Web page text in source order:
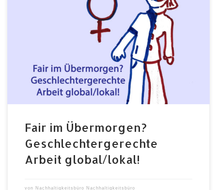
Eine Diskussionsrunde – viele Perspektiven
Donnerstag 07.07.2022 | 18:00-19:00 Uhr | auf der
Parkbühne im Festivalgelände Weltweit gibt es eine
Lücke zwischen der Arbeitsleistung von Frauen* und
deren Entlohnung, doch nicht überall drückt sie sich
gleich aus. Wir wollen darüber sprechen was diese
Ungerechtigkeit bedeutet, wie sie sich äußert und […]
Fair im Übermorgen?
Geschlechtergerechte
Arbeit global/lokal!
von Nachhaltigkeitsbüro Nachhaltigkeitsbüro